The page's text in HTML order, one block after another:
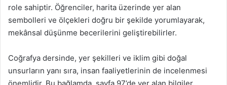
role sahiptir. Öğrenciler, harita üzerinde yer alan
sembolleri ve ölçekleri doğru bir şekilde yorumlayarak,
mekânsal düşünme becerilerini geliştirebilirler.
Coğrafya dersinde, yer şekilleri ve iklim gibi doğal
unsurların yanı sıra, insan faaliyetlerinin de incelenmesi